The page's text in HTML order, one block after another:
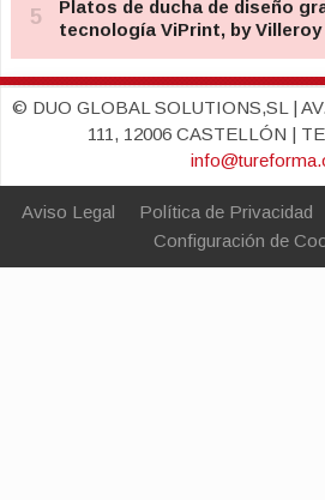
© DUO GLOBAL SOLUTIONS,SL |
111, 12006 CASTELLÓN |
Aviso Legal Política de Privacidad
Configuración de